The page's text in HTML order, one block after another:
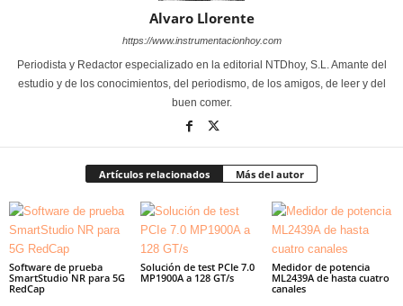
Alvaro Llorente
https://www.instrumentacionhoy.com
Periodista y Redactor especializado en la editorial NTDhoy, S.L. Amante del
estudio y de los conocimientos, del periodismo, de los amigos, de leer y del
buen comer.
Artículos relacionados Más del autor
Software de prueba
SmartStudio NR para 5G
RedCap
Solución de test PCIe 7.0
MP1900A a 128 GT/s
Medidor de potencia
ML2439A de hasta cuatro
canales